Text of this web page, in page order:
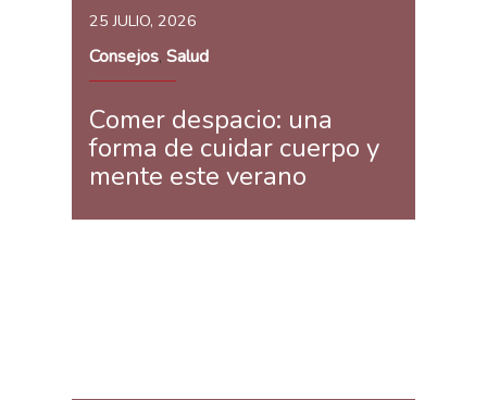
25 JULIO, 2026
Consejos, Salud
Comer despacio: una
forma de cuidar cuerpo y
mente este verano